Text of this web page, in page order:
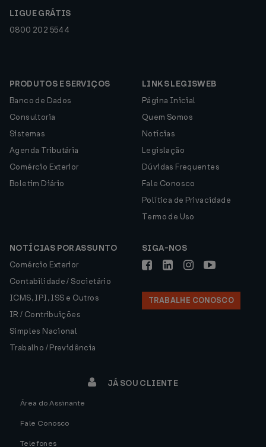
LIGUE GRÁTIS
0800 202 5544
PRODUTOS E SERVIÇOS
Banco de Dados
Consultoria
Sistemas
Agenda Tributária
Comércio Exterior
Boletim Diário
LINKS LEGISWEB
Página Inicial
Quem Somos
Notícias
Legislação
Dúvidas Frequentes
Fale Conosco
Política de Privacidade
Termo de Uso
NOTÍCIAS POR ASSUNTO
Comércio Exterior
Contabilidade / Societário
ICMS, IPI, ISS e Outros
IR / Contribuições
Simples Nacional
Trabalho / Previdência
SIGA-NOS
TRABALHE CONOSCO
JÁ SOU CLIENTE
Área do Assinante
Fale Conosco
Telefones